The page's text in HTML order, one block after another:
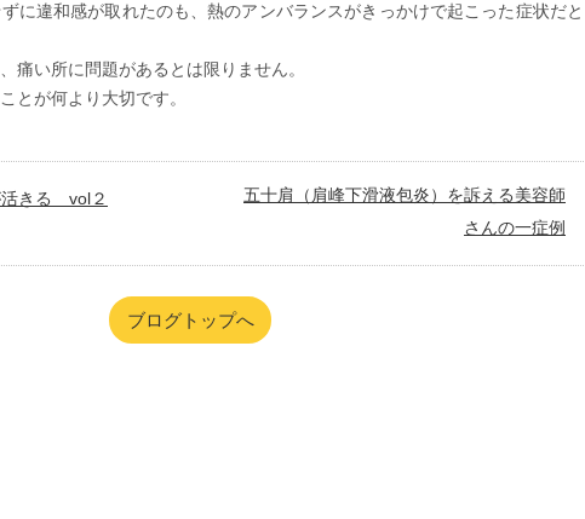
に違和感が取れたのも、熱のアンバランスがきっかけで起こった症状だと
痛い所に問題があるとは限りません。
とが何より大切です。
活きる vol２
五十肩（肩峰下滑液包炎）を訴える美容師
さんの一症例
ブログトップへ